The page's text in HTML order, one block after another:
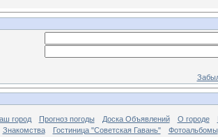
город Прогноз погоды Доска Объявлений О городе
Знакомства Гостиница "Советская Гавань" Фотоальбомы